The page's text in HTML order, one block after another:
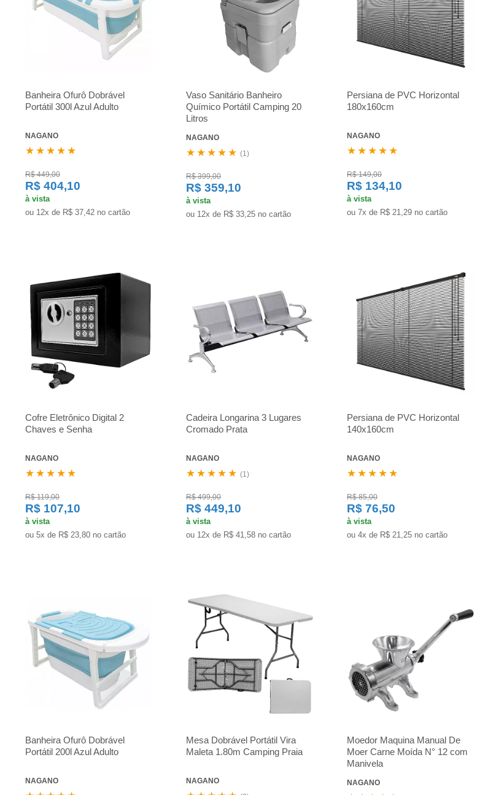
Banheira Ofurô Dobrável
Portátil 300l Azul Adulto
NAGANO
★★★★★
R$ 449,00
R$ 404,10
à vista
ou 12x de R$ 37,42 no cartão
Vaso Sanitário Banheiro
Químico Portátil Camping 20
Litros
NAGANO
★★★★★ (1)
R$ 399,00
R$ 359,10
à vista
ou 12x de R$ 33,25 no cartão
Persiana de PVC Horizontal
180x160cm
NAGANO
★★★★★
R$ 149,00
R$ 134,10
à vista
ou 7x de R$ 21,29 no cartão
Cofre Eletrônico Digital 2
Chaves e Senha
NAGANO
★★★★★
R$ 119,00
R$ 107,10
à vista
ou 5x de R$ 23,80 no cartão
Cadeira Longarina 3 Lugares
Cromado Prata
NAGANO
★★★★★ (1)
R$ 499,00
R$ 449,10
à vista
ou 12x de R$ 41,58 no cartão
Persiana de PVC Horizontal
140x160cm
NAGANO
★★★★★
R$ 85,00
R$ 76,50
à vista
ou 4x de R$ 21,25 no cartão
Banheira Ofurô Dobrável
Portátil 200l Azul Adulto
NAGANO
Mesa Dobrável Portátil Vira
Maleta 1.80m Camping Praia
NAGANO
Moedor Maquina Manual De
Moer Carne Moída N° 12 com
Manivela
NAGANO